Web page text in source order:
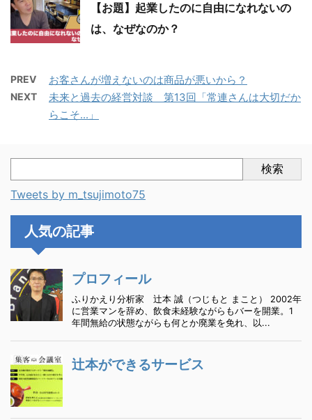
【お題】起業したのに自由になれないの
は、なぜなのか？
PREV お客さんが増えないのは商品が悪いから？
NEXT
未来と過去の経営対談 第13回「常連さんは大切だか
らこそ...」
検索
Tweets by m_tsujimoto75
人気の記事